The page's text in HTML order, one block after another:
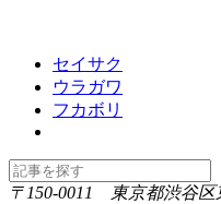
セイサク
ウラガワ
フカボリ
〒150-0011 東京都渋谷区